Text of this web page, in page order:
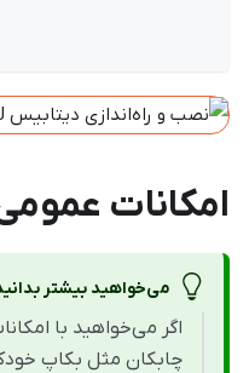
امکانات
می‌خواهید بیشتر
اگر می‌خواهید با
چابکان مثل بکاپ